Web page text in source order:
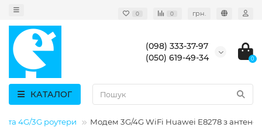
0 0 грн.
(098) 333-37-97
(050) 619-49-34
0
КАТАЛОГ
та 4G/3G роутери Модем 3G/4G WiFi Huawei E8278 з